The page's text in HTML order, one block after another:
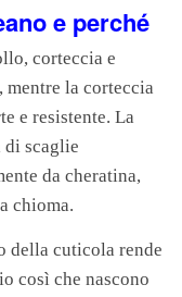
e perché
corteccia e
la corteccia
e resistente. La
di scaglie
da cheratina,
chioma.
della cuticola rende
così che nascono